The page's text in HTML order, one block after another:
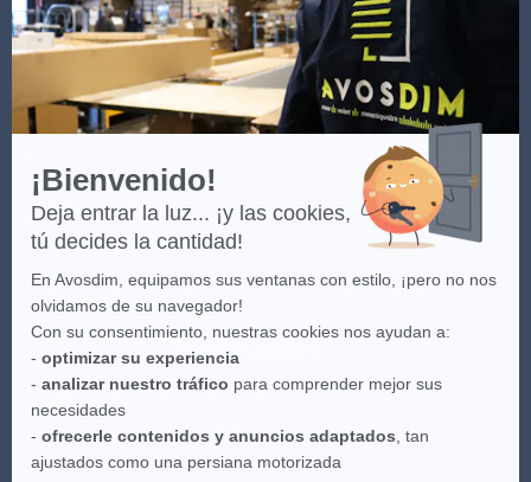
sobre
Axeptio
¡Bienvenido!
Deja entrar la luz... ¡y las cookies,
tú decides la cantidad!
En Avosdim, equipamos sus ventanas con estilo, ¡pero no nos
olvidamos de su navegador!
Con su consentimiento, nuestras cookies nos ayudan a:
- optimizar su experiencia
- analizar nuestro tráfico para comprender mejor sus
necesidades
- ofrecerle contenidos y anuncios adaptados , tan
ajustados como una persiana motorizada
(*) Ver las condiciones de la oferta haciendo clic aquí
(**) Entrega gratuita para todo pedido a partir de 100€ sólo para
España Peninsular - no incluye Islas Baleares y Canarias: 07 (Islas
Baleares), 35 ( canarias), 38 (canarias), 51 Ceuta, 52 Melilla. Oferta
válida con los transportistas más baratos disponibles. Para más
informaciónaquí.
Avosdim, toda reproduction parcial o total estándar prohibida.